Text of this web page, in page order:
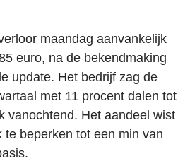
maandag aanvankelijk
euro, na de bekendmaking
update. Het bedrijf zag de
met 11 procent dalen tot
vanochtend. Het aandeel wist
te beperken tot een min van